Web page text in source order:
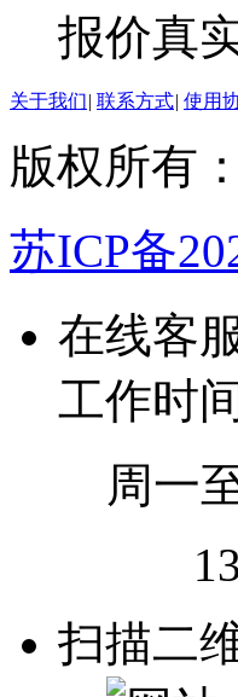
报价真
关于我们| 联系方式| 使用
版权所有
苏ICP备
在线客
工作时
周一
扫描二